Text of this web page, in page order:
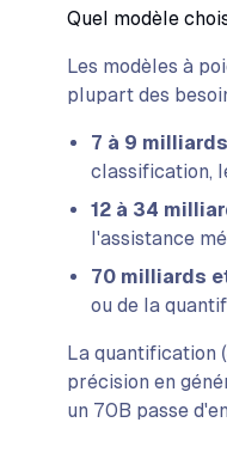
Quel modèle
Les modèles à
plupart des
7 à 9
classification,
12 à 34
l'assistance
70 milliards
ou de la
La quantification
précision en
un 70B passe